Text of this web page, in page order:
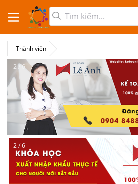
Thành viên
2 / 6
2 / 6